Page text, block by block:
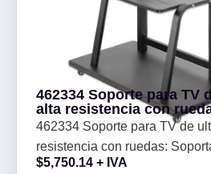
462334 Soporte para TV
alta resistencia con
Soporta una pantalla de
pulgadas a 100 pulgadas
150 kg - repisa y base
462334 Soporte para TV de
resistencia con ruedas:
pantalla de 37 pulgadas a 100
$5,750.14 + IVA